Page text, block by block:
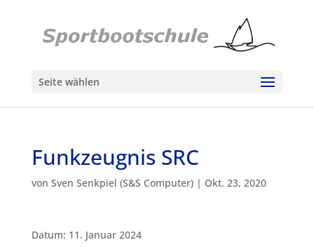
Seite wählen
Funkzeugnis SRC
von Sven Senkpiel (S&S Computer)| Okt. 23, 2020
Datum: 11. Januar 2024